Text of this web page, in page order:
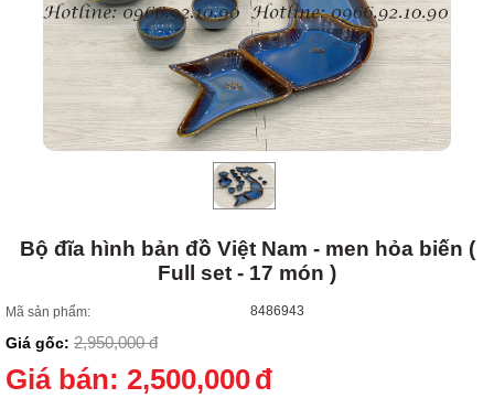
Bộ đĩa hình bản đồ Việt Nam - men hỏa biến (
Full set - 17 món )
Mã sản phẩm: 8486943
Giá gốc: 2,950,000 đ
Giá bán: 2,500,000đ